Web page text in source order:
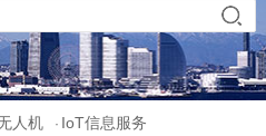
人机 · IoT信息服务